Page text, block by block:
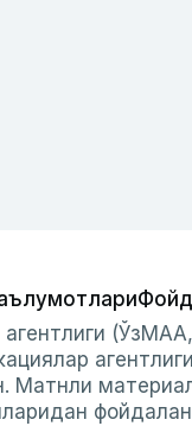
Матнли